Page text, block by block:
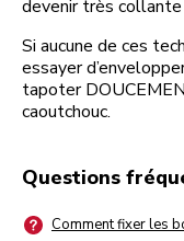
devenir très
Si aucune de ces
essayer
tapoter
caoutchouc.
Questions
Comment fixer les